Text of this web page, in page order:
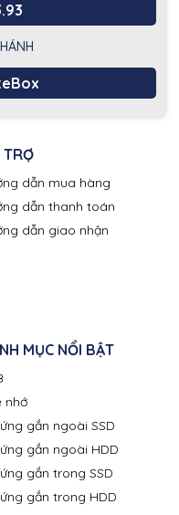
TRỢ
dẫn mua hàng
dẫn thanh toán
dẫn giao nhận
MỤC NỔI BẬT
nhớ
gắn ngoài SSD
gắn ngoài HDD
gắn trong SSD
gắn trong HDD